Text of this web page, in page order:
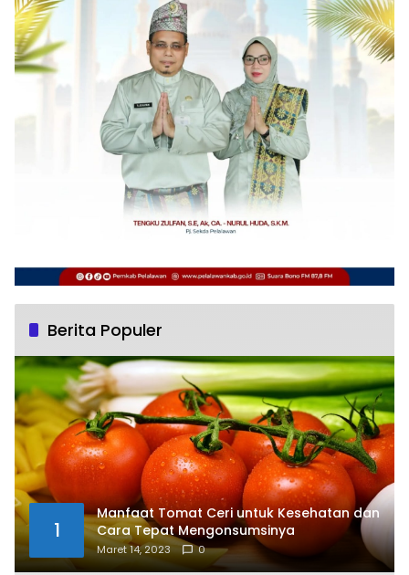
Berita Populer
1
Manfaat Tomat Ceri untuk Kesehatan dan
Cara Tepat Mengonsumsinya
Maret 14, 2023 0